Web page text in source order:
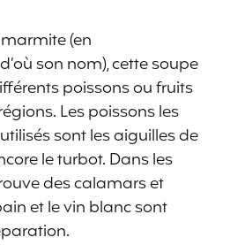
(en
son nom), cette soupe
poissons ou fruits
Les poissons les
sont les aiguilles de
le turbot. Dans les
des calamars et
et le vin blanc sont